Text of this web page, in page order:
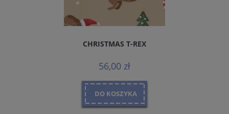
CHRISTMAS T-REX
56,00 zł
DO KOSZYKA